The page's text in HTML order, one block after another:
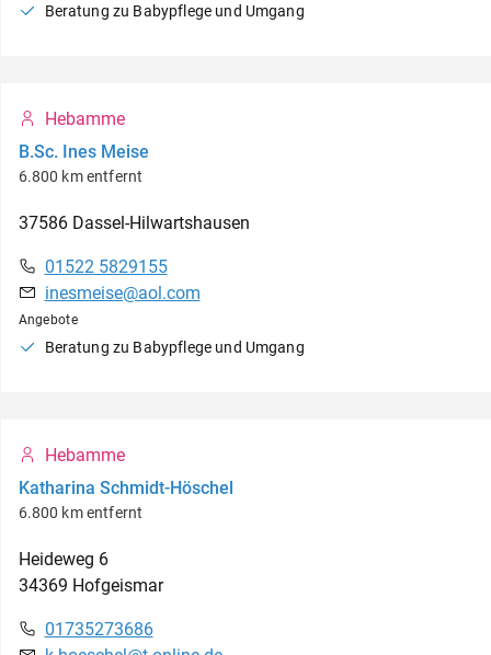
Beratung zu Babypflege und Umgang
Hebamme
B.Sc. Ines Meise
6.800 km entfernt
37586 Dassel-Hilwartshausen
01522 5829155
inesmeise@aol.com
Angebote
Beratung zu Babypflege und Umgang
Hebamme
Katharina Schmidt-Höschel
6.800 km entfernt
Heideweg 6
34369 Hofgeismar
01735273686